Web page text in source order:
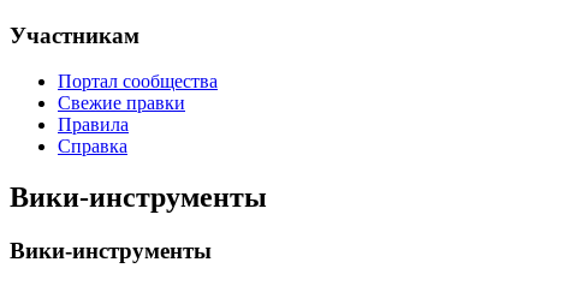
Участникам
Портал сообщества
Свежие правки
Правила
Справка
Вики-инструменты
Вики-инструменты